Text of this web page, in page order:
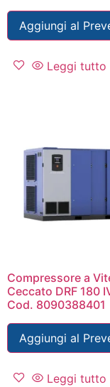
Aggiungi al
Leggi tutto
Compressore a
Ceccato DRF 180
Cod. 8090388401
Aggiungi al
Leggi tutto